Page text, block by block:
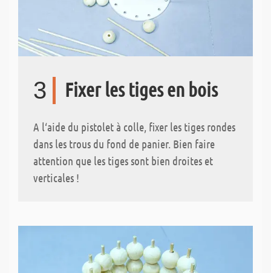
3 Fixer les tiges en bois
A l‘aide du pistolet à colle, fixer les tiges rondes
dans les trous du fond de panier. Bien faire
attention que les tiges sont bien droites et
verticales !